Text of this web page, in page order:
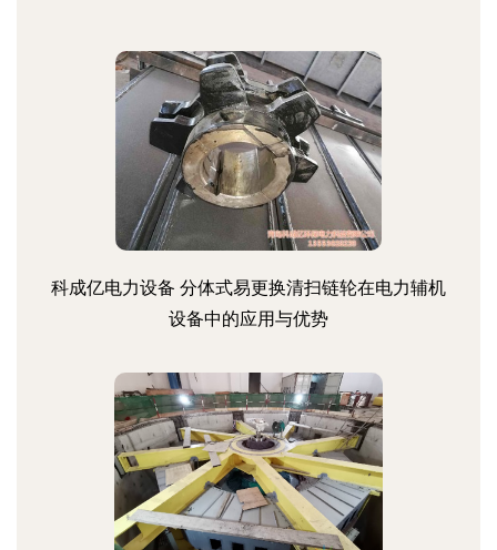
科成亿电力设备 分体式易更换清扫链轮在电力辅机
设备中的应用与优势